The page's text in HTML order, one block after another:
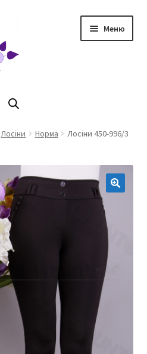
Меню
Лосіни Норма Лосіни 450-996/3